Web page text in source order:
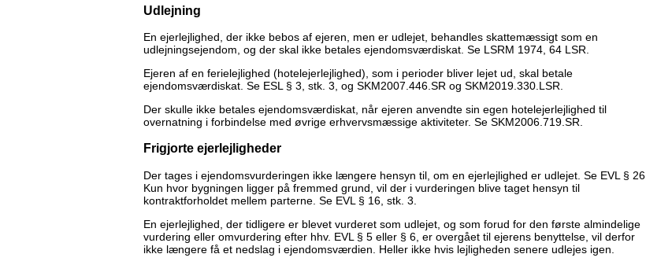
Udlejning
En ejerlejlighed, der ikke bebos af ejeren, men er udlejet, behandles skattemæssigt som en
udlejningsejendom, og der skal ikke betales ejendomsværdiskat. Se LSRM 1974, 64 LSR.
Ejeren af en ferielejlighed (hotelejerlejlighed), som i perioder bliver lejet ud, skal betale
ejendomsværdiskat. Se ESL § 3, stk. 3, og SKM2007.446.SR og SKM2019.330.LSR.
Der skulle ikke betales ejendomsværdiskat, når ejeren anvendte sin egen hotelejerlejlighed til
overnatning i forbindelse med øvrige erhvervsmæssige aktiviteter. Se SKM2006.719.SR.
Frigjorte ejerlejligheder
Der tages i ejendomsvurderingen ikke længere hensyn til, om en ejerlejlighed er udlejet. Se EVL § 26.
Kun hvor bygningen ligger på fremmed grund, vil der i vurderingen blive taget hensyn til
kontraktforholdet mellem parterne. Se EVL § 16, stk. 3.
En ejerlejlighed, der tidligere er blevet vurderet som udlejet, og som forud for den første almindelige
vurdering eller omvurdering efter hhv. EVL § 5 eller § 6, er overgået til ejerens benyttelse, vil derfor
ikke længere få et nedslag i ejendomsværdien. Heller ikke hvis lejligheden senere udlejes igen.